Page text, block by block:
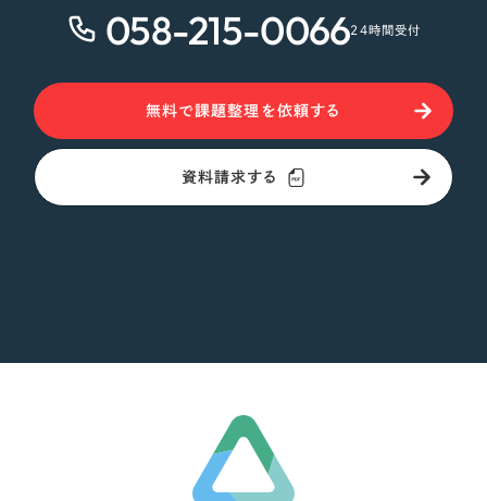
058-215-006624時間受付
無料で課題整理を依頼する
資料請求する